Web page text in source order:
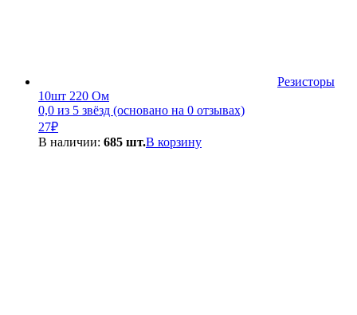
Резисторы
10шт 220 Ом
0,0 из 5 звёзд (основано на 0 отзывах)
27₽
В наличии: 685 шт.В корзину